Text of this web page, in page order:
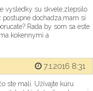
vysledky su skvele,zlepsilo
dochadza,mam si
Rada by som sa este
kokennymi a
7.1.2016 8:31
ste mali. Užívajte kúru